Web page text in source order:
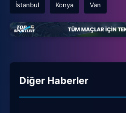
İstanbul Konya Van
Diğer Haberler